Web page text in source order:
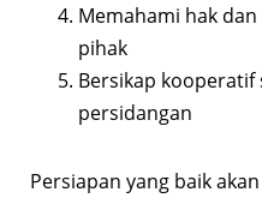
Memahami hak
pihak
Bersikap kooperatif
persidangan
Persiapan yang baik